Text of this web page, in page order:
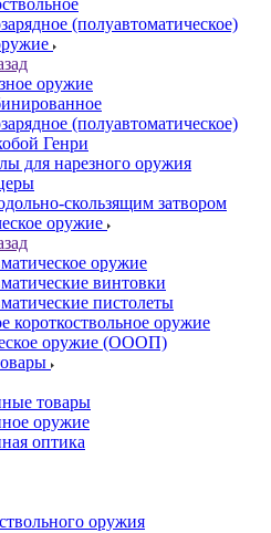
(полуавтоматическое)
оружие
(полуавтоматическое)
Генри
для нарезного оружия
скользящим затвором
оружие
оружие
винтовки
пистолеты
короткоствольное оружие
оружие (ОООП)
товары
оружие
оптика
оружия